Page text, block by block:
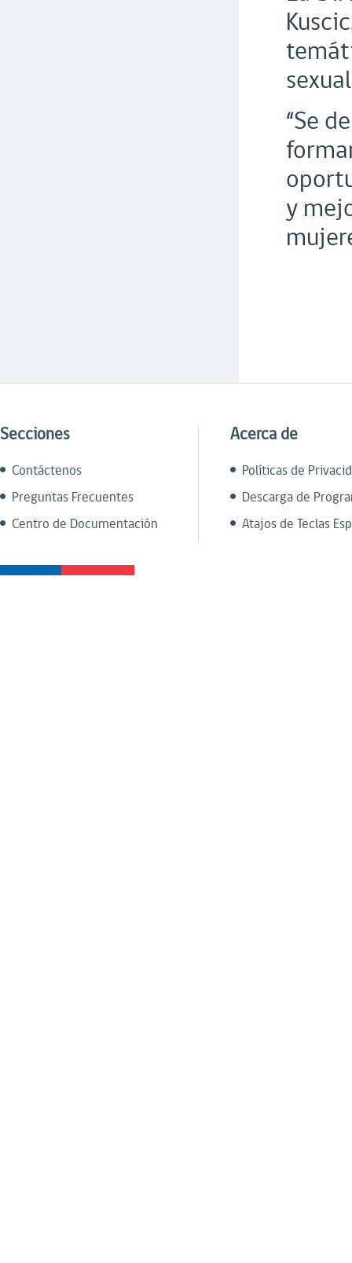
“Se
y
Secciones
Contáctenos
Preguntas Frecuentes
Centro de Documentación
Acerca de
Políticas de
Descarga de
Atajos de Teclas